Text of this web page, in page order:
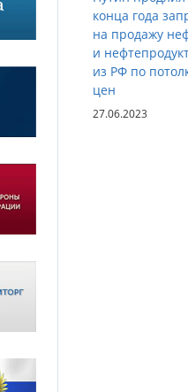
конца года
на продажу
и
из РФ по
цен
27.06.2023